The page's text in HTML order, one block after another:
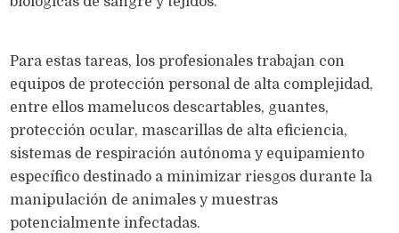
Para estas tareas, los profesionales trabajan con
equipos de protección personal de alta complejidad,
entre ellos mamelucos descartables, guantes,
protección ocular, mascarillas de alta eficiencia,
sistemas de respiración autónoma y equipamiento
específico destinado a minimizar riesgos durante la
manipulación de animales y muestras
potencialmente infectadas.